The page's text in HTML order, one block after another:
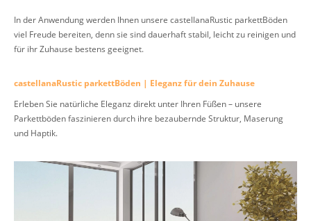
In der Anwendung werden Ihnen unsere castellanaRustic parkettBöden
viel Freude bereiten, denn sie sind dauerhaft stabil, leicht zu reinigen und
für ihr Zuhause bestens geeignet.
castellanaRustic parkettBöden | Eleganz für dein Zuhause
Erleben Sie natürliche Eleganz direkt unter Ihren Füßen – unsere
Parkettböden faszinieren durch ihre bezaubernde Struktur, Maserung
und Haptik.